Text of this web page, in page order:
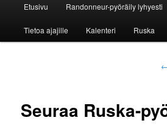
Etusivu Randonneur-pyöräily lyhyesti
Tietoa ajajille Kalenteri Ruska
←
Seuraa Ruska-